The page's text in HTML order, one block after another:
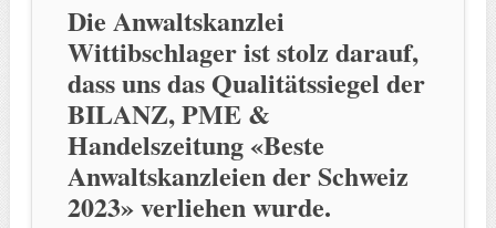
Die Anwaltskanzlei
Wittibschlager ist stolz darauf,
dass uns das Qualitätssiegel der
BILANZ, PME &
Handelszeitung «Beste
Anwaltskanzleien der Schweiz
2023» verliehen wurde.